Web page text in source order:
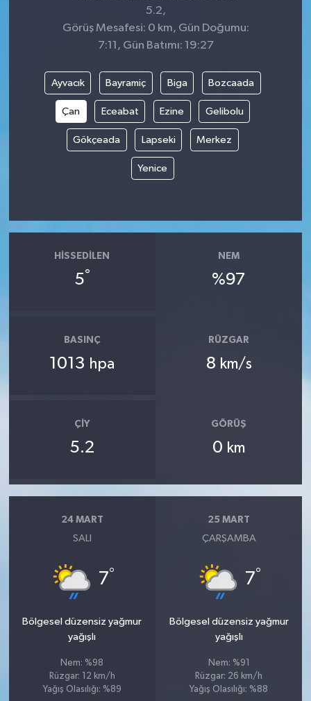
5.2,
Görüş Mesafesi: 0 km, Gün Doğumu:
7:11, Gün Batımı: 19:27
Ayvacık Bayramiç Biga Bozcaada
Çan Eceabat Ezine Gelibolu
Gökçeada Lapseki Merkez
Yenice
HISSEDILEN
5°
NEM
%97
BASINÇ
1013 hpa
RÜZGAR
8 km/s
ÇIY
5.2
GÖRÜŞ
0 km
24 MART
SALI
7°
Bölgesel düzensiz yağmur
yağışlı
Nem: %98
Rüzgar: 12 km/h
Yağış Olasılığı: %89
25 MART
ÇARŞAMBA
7°
Bölgesel düzensiz yağmur
yağışlı
Nem: %91
Rüzgar: 26 km/h
Yağış Olasılığı: %88